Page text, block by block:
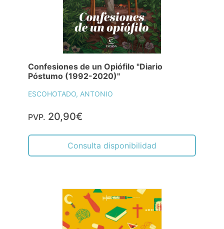
Confesiones de un Opiófilo "Diario
Póstumo (1992-2020)"
ESCOHOTADO, ANTONIO
PVP. 20,90€
Consulta disponibilidad